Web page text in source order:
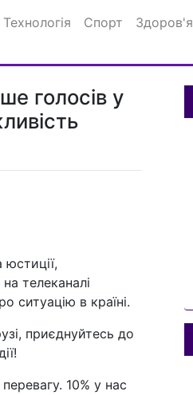
Технологія Спорт Здоров'я
голосів у
телеканалі
ситуацію в країні.
приєднуйтесь до
10% у нас